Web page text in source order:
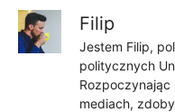
Filip
Jestem Filip,
politycznych
mediach,